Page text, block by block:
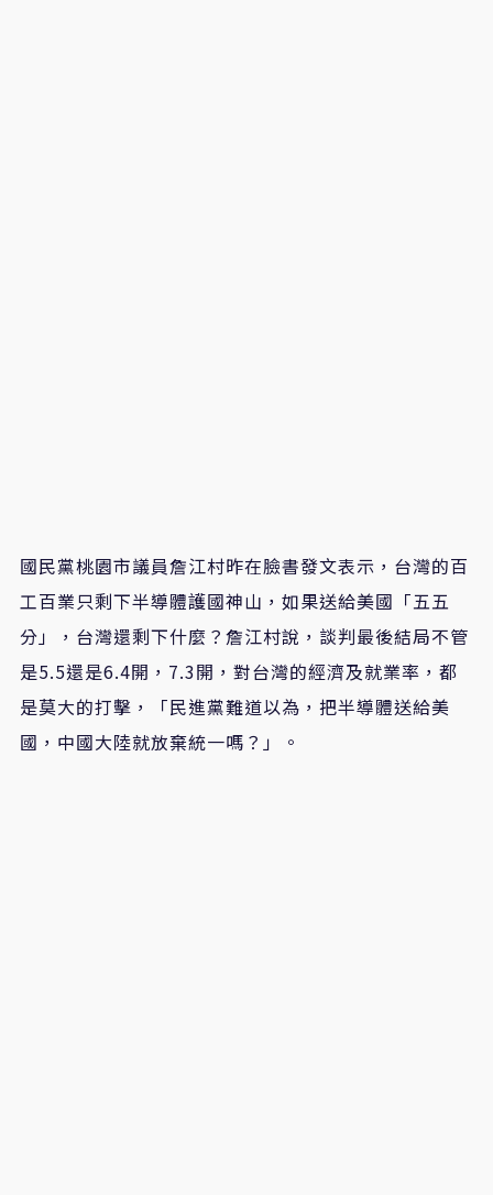
國民黨桃園市議員詹江村昨在臉書發文表示，台灣的百
工百業只剩下半導體護國神山，如果送給美國「五五
分」，台灣還剩下什麼？詹江村說，談判最後結局不管
是5.5還是6.4開，7.3開，對台灣的經濟及就業率，都
是莫大的打擊，「民進黨難道以為，把半導體送給美
國，中國大陸就放棄統一嗎？」。